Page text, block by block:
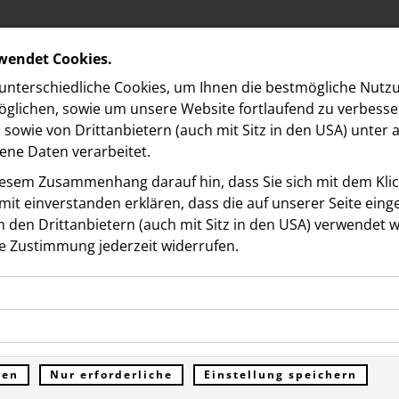
x Nina Chuba: Start der
Kampagne in
Cookies.
Cookies, um Ihnen die best­mögliche
sowie um unsere Website fortlaufend zu
von Drittanbietern (auch mit Sitz in den USA) unter
Daten verarbeitet.
Zusammenhang darauf hin, dass Sie sich mit dem
ein­ver­standen erklären, dass die auf unserer Seite
den Drittanbietern (auch mit Sitz in den USA) verwendet
Zustimmung jederzeit widerrufen.
ermöglichen grundlegende Funktionen und sind für
der Website erforderlich. Diese Cookies
Daten und werden an keine Dritten übermittelt.
erfassen Informationen anonym. Diese Informationen
unsere Besucher unsere Website nutzen.
Nur erforderliche Einstellung speichern